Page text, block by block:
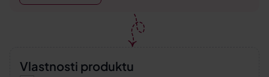
Vlastnosti produktu